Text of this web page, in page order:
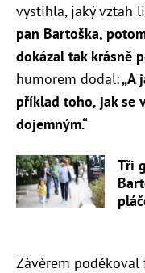
vystihla, jaký vztah
pan Bartoška,
dokázal tak krásně
humorem dodal:„A
příklad toho, jak se
dojemným.“
Tři
Závěrem